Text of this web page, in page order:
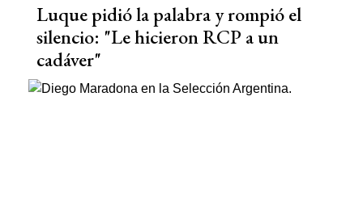
Luque pidió la palabra y rompió el
silencio: "Le hicieron RCP a un
cadáver"